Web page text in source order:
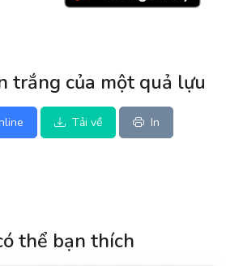
trắng của một quả lựu
Tải về In
thể bạn thích